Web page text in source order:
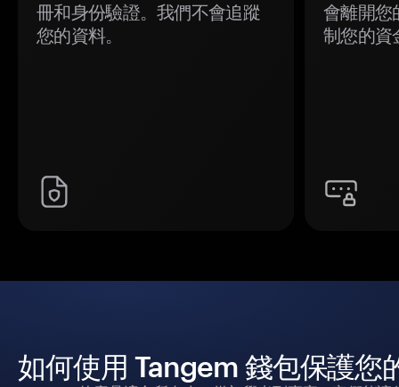
冊和身份驗證。我們不會追蹤
您的資料。
會離開您
制您的資
如何使用 Tangem 錢包保護您